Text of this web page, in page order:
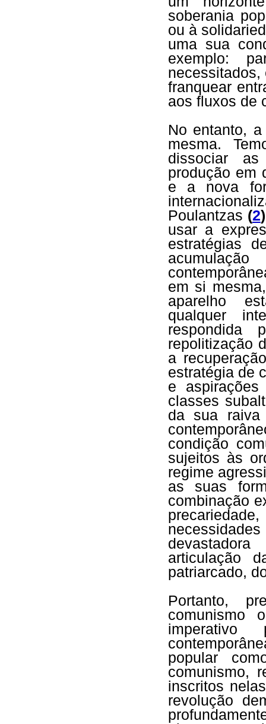
soberania
ou à
uma sua
exemplo:
necessitados,
franquear
aos fluxos de
No entanto,
mesma.
dissociar
produção em
e a nova
Poulantzas (2
usar a
estratégias
em si
aparelho
qualquer
respondida
repolitização
a
estratégia de
e
classes
da sua raiva
condição
sujeitos às
regime
as suas
combinação
articulação
patriarcado,
Portanto,
comunismo
imperativo
popular
comunismo,
inscritos
revolução